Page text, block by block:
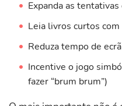
Expanda as
Leia livros curtos
Reduza tempo de ecrã
Incentive o jogo
fazer “brum brum”)